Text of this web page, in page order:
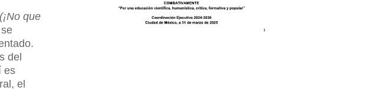
(¡No que
del
es
el